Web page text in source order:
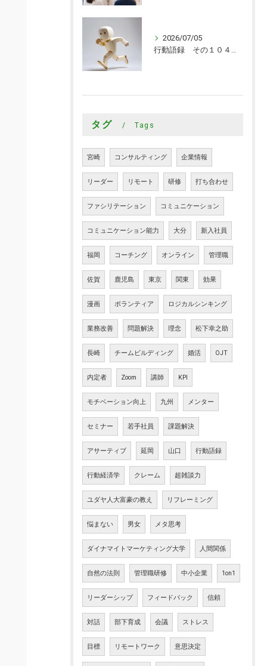
2026/07/05
タグ Tags
宮崎 コンサルティング 企業情報
リーダー リモート 研修 打ち合わせ
ファシリテーション コミュニケーション
コミュニケーション能力 大分 新入社員
福岡 コーチング オンライン 管理職
佐賀 鹿児島 東京 関東 効果
漫画 ボランティア ロジカルシンキング
業務改善 問題解決 理念 松下幸之助
長崎 チームビルディング 婚活 OJT
内定者 Zoom 講師 KPI
モチベーション向上 九州 メンター
セミナー 若手社員 課題解決
アサーティブ 延岡 山口 行動語録
行動経済学 クレーム 超雑談力
ユダヤ人大富豪の教え リフレーミング
悩まない 男女 メタ思考
ダイナマイトマーケティング大学 人間関係
自然の法則 管理職研修 中小企業 1on1
リーダーシップ フィードバック 信頼
対話 部下育成 会議 ストレス
目標 リモートワーク 意思決定